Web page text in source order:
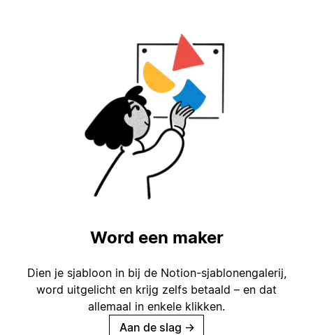
Word een maker
Dien je sjabloon in bij de Notion-sjablonengalerij,
word uitgelicht en krijg zelfs betaald – en dat
allemaal in enkele klikken.
Aan de slag →